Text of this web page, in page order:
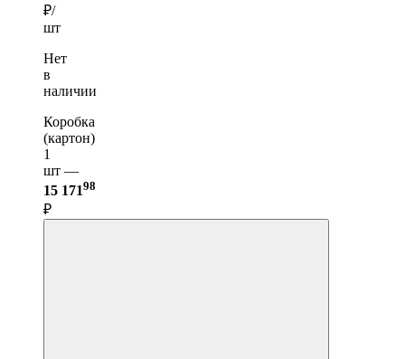
₽/
шт
Нет
в
наличии
Коробка
(картон)
1
шт —
15 17198
₽